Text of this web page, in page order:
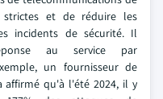
strictes et de réduire les
incidents de sécurité. Il
au service par
un fournisseur de
affirmé qu'à l'été 2024, il y